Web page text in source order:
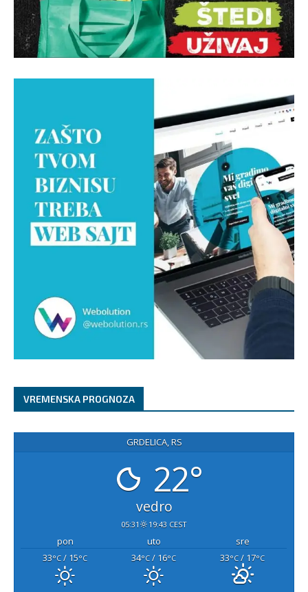
VREMENSKA PROGNOZA
GRDELICA, RS
22°
vedro
05:31 19:43 CEST
pon uto
sre
33°C / 15°C 34°C / 16°C 33°C / 17°C